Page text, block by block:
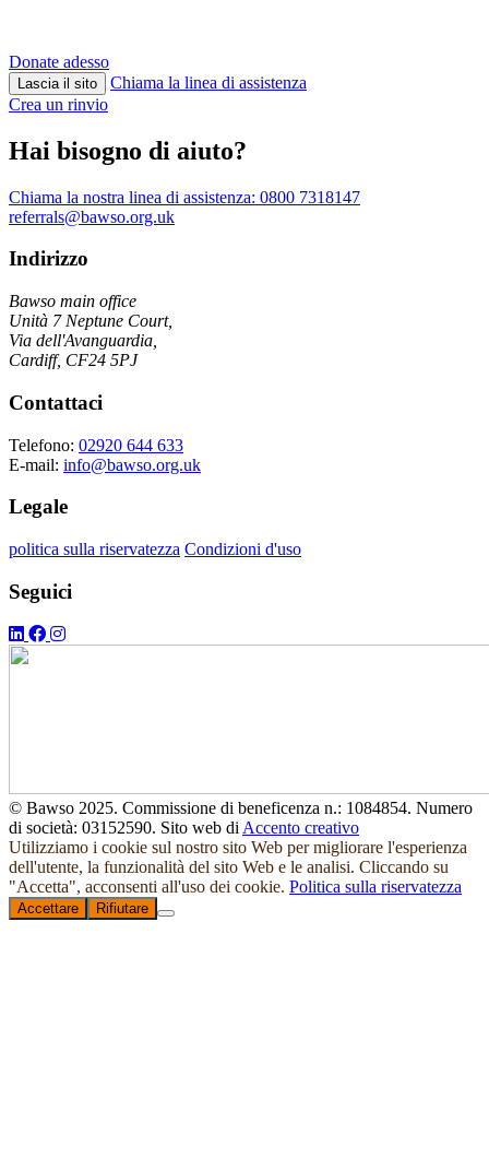
Donate adesso
Lascia il sito
Chiama la linea di assistenza
Crea un rinvio
Hai bisogno di aiuto?
Chiama la nostra linea di assistenza: 0800 7318147
referrals@bawso.org.uk
Indirizzo
Bawso main office
Unità 7 Neptune Court,
Via dell'Avanguardia,
Cardiff, CF24 5PJ
Contattaci
Telefono: 02920 644 633
E-mail: info@bawso.org.uk
Legale
politica sulla riservatezza Condizioni d'uso
Seguici
© Bawso 2025. Commissione di beneficenza n.: 1084854. Numero
di società: 03152590. Sito web di Accento creativo
Utilizziamo i cookie sul nostro sito Web per migliorare l'esperienza
dell'utente, la funzionalità del sito Web e le analisi. Cliccando su
"Accetta", acconsenti all'uso dei cookie. Politica sulla riservatezza
Accettare Rifiutare